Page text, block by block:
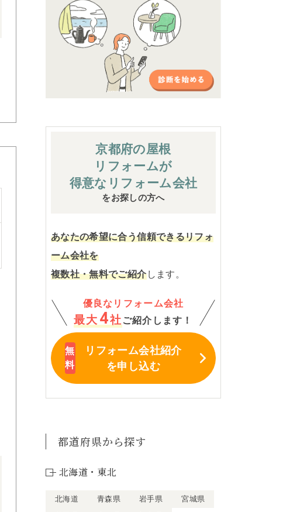
京都府の屋根
リフォームが
得意なリフォーム会社
をお探しの方へ
あなたの希望に合う信頼できるリフォ
ーム会社を
複数社・無料でご紹介します。
優良なリフォーム会社
最大 4社 ご紹介します！
リフォーム会社紹介
を申し込む
都道府県から探す
北海道・東北
北海道 青森県 岩手県
宮城県